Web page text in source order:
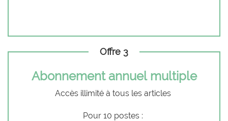
Offre 3
Abonnement annuel multiple
Accès illimité à tous les articles
Pour 10 postes :